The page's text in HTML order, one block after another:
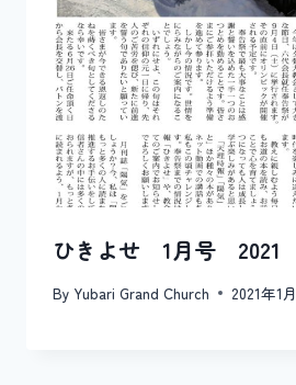
ひきよせ 1月号 2021
By Yubari Grand Church 2021年1月